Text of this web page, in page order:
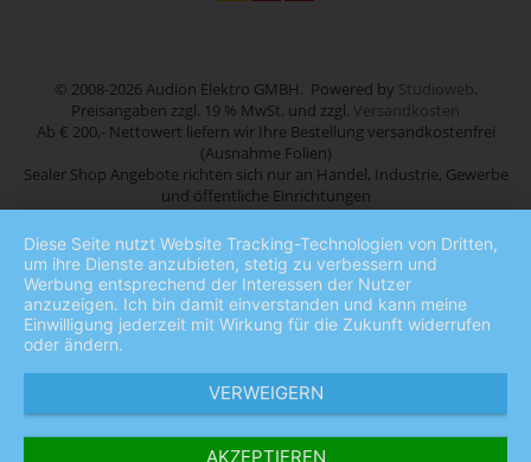
© 2008-2026 Audion Elektro GMBH. Powered by Studioweb.
Preisangaben zzgl. 19 % MwSt. und zzgl. Versandkosten
Ab € 200,- Nettowert liefern wir Ihre Bestellung versandkostenfrei
(Ausnahme Folien)
Sealer Shop Angebote richten sich nur an Handel, Industrie, Gewerbe
und öffentliche Einrichtungen
Diese Seite nutzt Website Tracking-Technologien von Dritten,
um ihre Dienste anzubieten, stetig zu verbessern und
Werbung entsprechend der Interessen der Nutzer
anzuzeigen. Ich bin damit einverstanden und kann meine
Einwilligung jederzeit mit Wirkung für die Zukunft widerrufen
oder ändern.
VERWEIGERN
AKZEPTIEREN